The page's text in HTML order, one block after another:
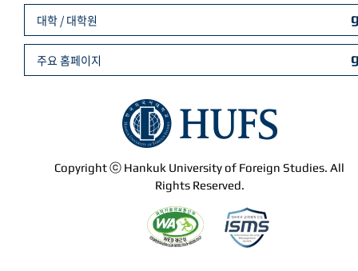
Copyright ⓒ Hankuk University of Foreign Studies. All
Rights Reserved.
대학 / 대학원
주요 홈페이지